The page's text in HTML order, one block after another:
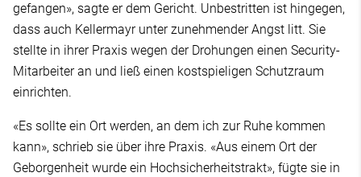
gefangen», sagte er dem Gericht. Unbestritten ist hingegen,
dass auch Kellermayr unter zunehmender Angst litt. Sie
stellte in ihrer Praxis wegen der Drohungen einen Security-
Mitarbeiter an und ließ einen kostspieligen Schutzraum
einrichten.
«Es sollte ein Ort werden, an dem ich zur Ruhe kommen
kann», schrieb sie über ihre Praxis. «Aus einem Ort der
Geborgenheit wurde ein Hochsicherheitstrakt», fügte sie in